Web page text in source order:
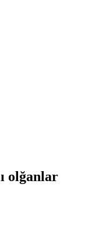
olğanlar